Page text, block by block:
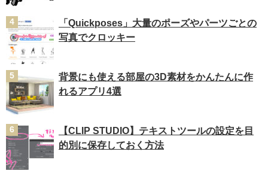
「Quickposes」大量のポーズやパーツごとの
写真でクロッキー
背景にも使える部屋の3D素材をかんたんに作
れるアプリ4選
【CLIP STUDIO】テキストツールの設定を目
的別に保存しておく方法